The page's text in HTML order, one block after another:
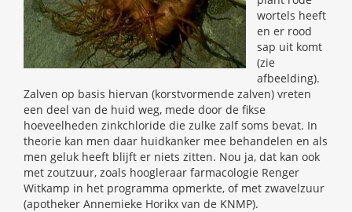
wortels heeft
en er rood
sap uit komt
(zie
afbeelding).
Zalven op basis hiervan (korstvormende zalven) vreten
een deel van de huid weg, mede door de fikse
hoeveelheden zinkchloride die zulke zalf soms bevat. In
theorie kan men daar huidkanker mee behandelen en als
men geluk heeft blijft er niets zitten. Nou ja, dat kan ook
met zoutzuur, zoals hoogleraar farmacologie Renger
Witkamp in het programma opmerkte, of met zwavelzuur
(apotheker Annemieke Horikx van de KNMP).